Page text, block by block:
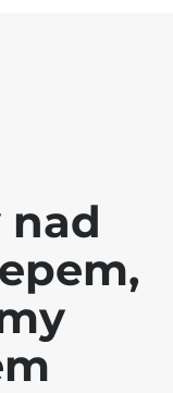
nad